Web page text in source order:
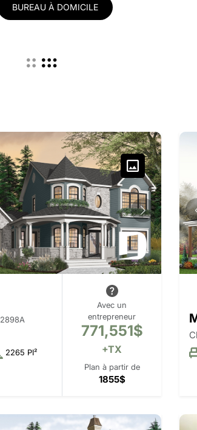
BUREAU À DOMICILE
2898A
2265 PI²
Avec un
entrepreneur
771,551$
+TX
Plan à partir de
1855$